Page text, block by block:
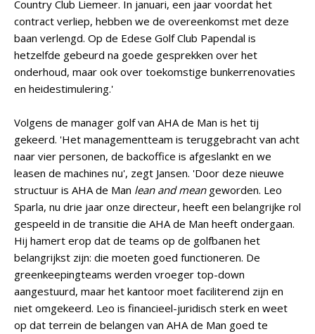
Country Club Liemeer. In januari, een jaar voordat het
contract verliep, hebben we de overeenkomst met deze
baan verlengd. Op de Edese Golf Club Papendal is
hetzelfde gebeurd na goede gesprekken over het
onderhoud, maar ook over toekomstige bunkerrenovaties
en heidestimulering.'
Volgens de manager golf van AHA de Man is het tij
gekeerd. 'Het managementteam is teruggebracht van acht
naar vier personen, de backoffice is afgeslankt en we
leasen de machines nu', zegt Jansen. 'Door deze nieuwe
structuur is AHA de Man lean and meangeworden. Leo
Sparla, nu drie jaar onze directeur, heeft een belangrijke rol
gespeeld in de transitie die AHA de Man heeft ondergaan.
Hij hamert erop dat de teams op de golfbanen het
belangrijkst zijn: die moeten goed functioneren. De
greenkeepingteams werden vroeger top-down
aangestuurd, maar het kantoor moet faciliterend zijn en
niet omgekeerd. Leo is financieel-juridisch sterk en weet
op dat terrein de belangen van AHA de Man goed te